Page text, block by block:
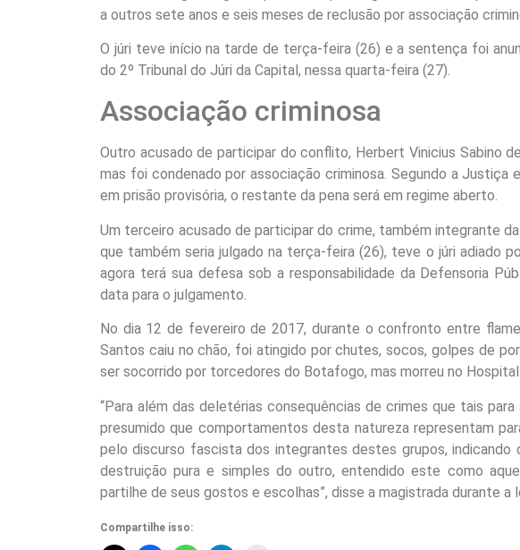
a outros sete anos e seis meses de reclusão por associação
O júri teve início na tarde de terça-feira (26) e a sentença foi
do 2º Tribunal do Júri da Capital, nessa quarta-feira (27).
Associação criminosa
Outro acusado de participar do conflito, Herbert Vinicius Sabino
mas foi condenado por associação criminosa. Segundo a Justiça
em prisão provisória, o restante da pena será em regime aberto.
Um terceiro acusado de participar do crime, também integrante
que também seria julgado na terça-feira (26), teve o júri adiado
agora terá sua defesa sob a responsabilidade da Defensoria
data para o julgamento.
No dia 12 de fevereiro de 2017, durante o confronto entre
Santos caiu no chão, foi atingido por chutes, socos, golpes de
ser socorrido por torcedores do Botafogo, mas morreu no Hospital
“Para além das deletérias consequências de crimes que tais
presumido que comportamentos desta natureza representam
pelo discurso fascista dos integrantes destes grupos, indicando
destruição pura e simples do outro, entendido este como
partilhe de seus gostos e escolhas”, disse a magistrada durante a
Compartilhe isso: